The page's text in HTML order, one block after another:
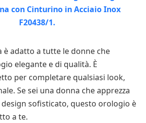
è adatto a tutte le donne che
elegante e di qualità. È
per completare qualsiasi look,
Se sei una donna che apprezza
design sofisticato, questo orologio è
a te.